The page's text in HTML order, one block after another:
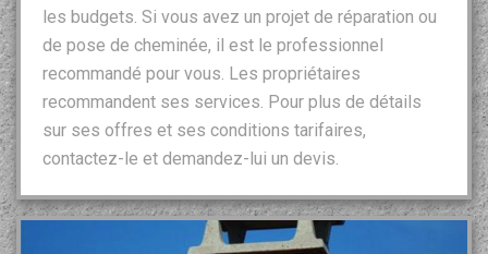
les budgets. Si vous avez un projet de réparation ou
de pose de cheminée, il est le professionnel
recommandé pour vous. Les propriétaires
recommandent ses services. Pour plus de détails
sur ses offres et ses conditions tarifaires,
contactez-le et demandez-lui un devis.